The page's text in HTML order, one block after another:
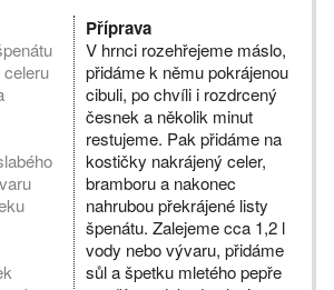
celeru
Příprava
V hrnci rozehřejeme máslo,
přidáme k němu pokrájenou
cibuli, po chvíli i rozdrcený
česnek a několik minut
restujeme. Pak přidáme na
kostičky nakrájený celer,
bramboru a nakonec
nahrubou překrájené listy
špenátu. Zalejeme cca 1,2 l
vody nebo vývaru, přidáme
sůl a špetku mletého pepře